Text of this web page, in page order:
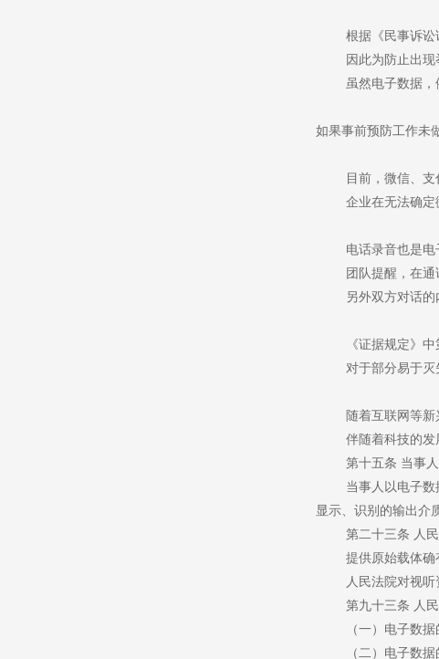
根据《民事诉
因此为防止出
虽然电子数据
如果事前预防工作未
目前，微信、
企业在无法确定
电话录音也是电
团队提醒，在
另外双方对话
《证据规定》中
对于部分易于
随着互联网等
伴随着科技的发
第十五条 当事
当事人以电子
显示、识别的输出介
第二十三条 人
提供原始载体确
人民法院对视
第九十三条 人
（一）电子数
（二）电子数